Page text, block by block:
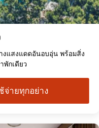
แสงแดดอันอบอุ่น พร้อมสิ่ง
พักเดียว
จ่ายทุกอย่าง